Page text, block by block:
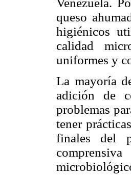
queso
higiénicos
calidad
uniformes y
La mayoría
adición de
problemas
tener
finales del